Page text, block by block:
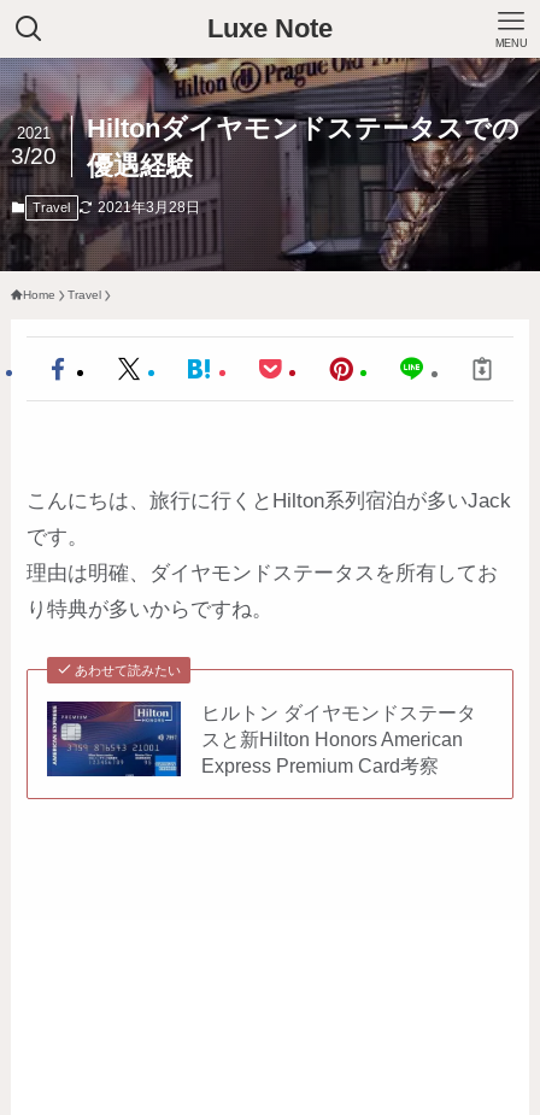
Luxe Note MENU
Hiltonダイヤモンドステータスでの
優遇経験
2021
3/20
Travel 2021年3月28日
Home Travel
こんにちは、旅行に行くとHilton系列宿泊が多いJack
です。
理由は明確、ダイヤモンドステータスを所有してお
り特典が多いからですね。
あわせて読みたい
ヒルトン ダイヤモンドステータ
スと新Hilton Honors American
Express Premium Card考察